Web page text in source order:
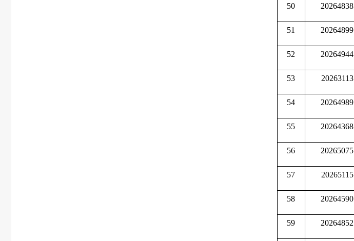
50 20264838
51 20264899
52 20264944
53 20263113
54 20264989
55 20264368
56 20265075
57 20265115
58 20264590
59 20264852